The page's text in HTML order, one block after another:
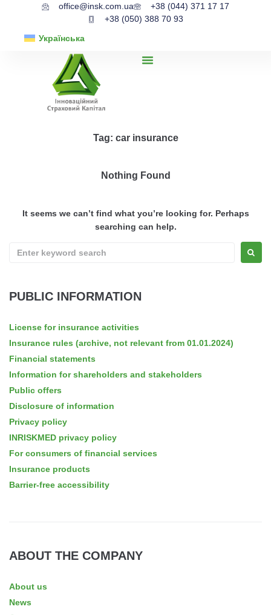
office@insk.com.ua
+38 (044) 371 17 17
+38 (050) 388 70 93
Українська
Tag: car insurance
Nothing Found
It seems we can’t find what you’re looking for. Perhaps
searching can help.
PUBLIC INFORMATION
License for insurance activities
Insurance rules (archive, not relevant from 01.01.2024)
Financial statements
Information for shareholders and stakeholders
Public offers
Disclosure of information
Privacy policy
INRISKMED privacy policy
For consumers of financial services
Insurance products
Barrier-free accessibility
ABOUT THE COMPANY
About us
News